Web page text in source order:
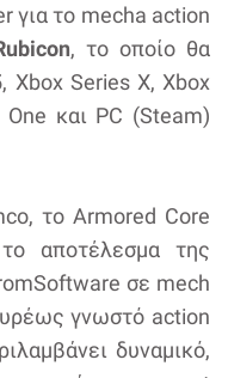
για το mecha action
, το οποίο θα
Xbox Series X, Xbox
και PC (Steam)
το Armored Core
αποτέλεσμα της
σε mech
γνωστό action
δυναμικό,